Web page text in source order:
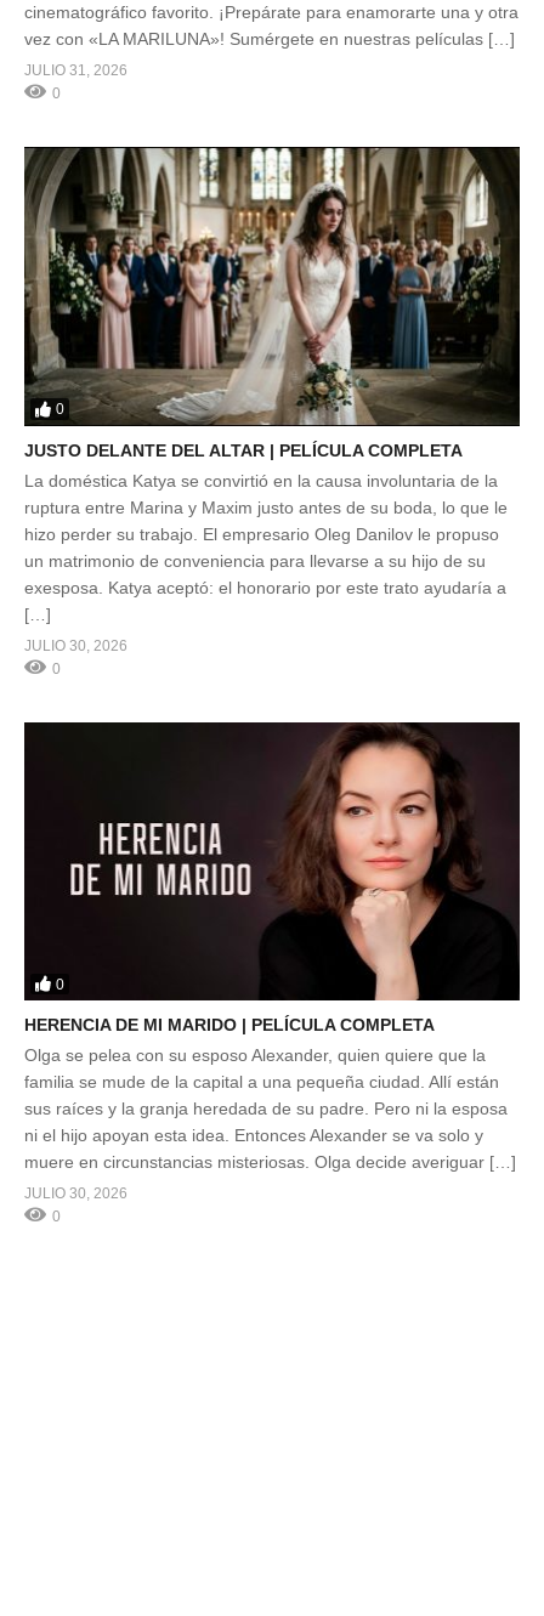
cinematográfico favorito. ¡Prepárate para enamorarte una y otra
vez con «LA MARILUNA»! Sumérgete en nuestras películas […]
JULIO 31, 2026
0
0
JUSTO DELANTE DEL ALTAR | PELÍCULA COMPLETA
La doméstica Katya se convirtió en la causa involuntaria de la
ruptura entre Marina y Maxim justo antes de su boda, lo que le
hizo perder su trabajo. El empresario Oleg Danilov le propuso
un matrimonio de conveniencia para llevarse a su hijo de su
exesposa. Katya aceptó: el honorario por este trato ayudaría a
[…]
JULIO 30, 2026
0
0
HERENCIA DE MI MARIDO | PELÍCULA COMPLETA
Olga se pelea con su esposo Alexander, quien quiere que la
familia se mude de la capital a una pequeña ciudad. Allí están
sus raíces y la granja heredada de su padre. Pero ni la esposa
ni el hijo apoyan esta idea. Entonces Alexander se va solo y
muere en circunstancias misteriosas. Olga decide averiguar […]
JULIO 30, 2026
0